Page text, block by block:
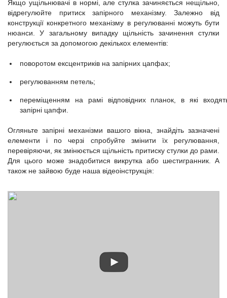
Якщо ущільнювачі в нормі, але стулка зачиняється нещільно,
відрегулюйте притиск запірного механізму. Залежно від
конструкції конкретного механізму в регулюванні можуть бути
нюанси. У загальному випадку щільність зачинення стулки
регулюється за допомогою декількох елементів:
поворотом ексцентриків на запірних цапфах;
регулюванням петель;
переміщенням на рамі відповідних планок, в які
запірні цапфи.
Огляньте запірні механізми вашого вікна, знайдіть зазначені
елементи і по черзі спробуйте змінити їх регулювання,
перевіряючи, як змінюється щільність притиску стулки до рами.
Для цього може знадобитися викрутка або шестигранник. А
також не зайвою буде наша відеоінструкція: